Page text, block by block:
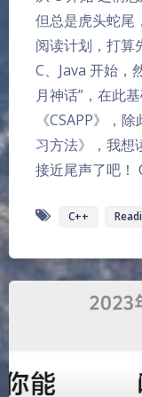
但总是虎头蛇尾
阅读计划，打算
C、Java 开始，
月神话”，在此
《CSAPP》，
习方法》，我想
接近尾声了吧！
C++